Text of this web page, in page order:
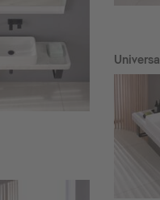
Universal